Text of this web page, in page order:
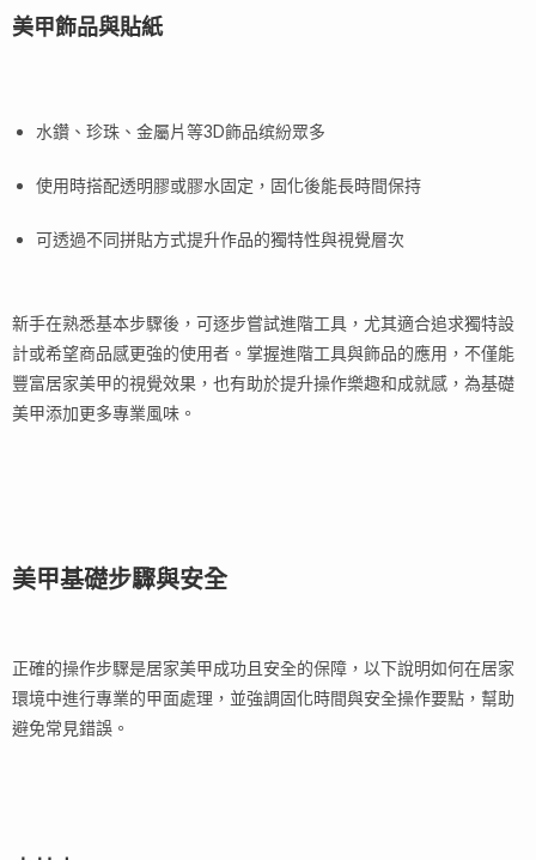
美甲飾品與貼紙
水鑽、珍珠、金屬片等3D飾品缤紛眾多
使用時搭配透明膠或膠水固定，固化後能長時間保持
可透過不同拼貼方式提升作品的獨特性與視覺層次
新手在熟悉基本步驟後，可逐步嘗試進階工具，尤其適合追求獨特設
計或希望商品感更強的使用者。掌握進階工具與飾品的應用，不僅能
豐富居家美甲的視覺效果，也有助於提升操作樂趣和成就感，為基礎
美甲添加更多專業風味。
美甲基礎步驟與安全
正確的操作步驟是居家美甲成功且安全的保障，以下說明如何在居家
環境中進行專業的甲面處理，並強調固化時間與安全操作要點，幫助
避免常見錯誤。